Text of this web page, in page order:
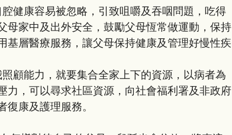
母家中及出外安全，鼓勵父母恆常做運動，保持
基層醫療服務，讓父母保持健康及管理好慢性疾
力，可以尋求社區資源，向社會福利署及非政府
康及護理服務。